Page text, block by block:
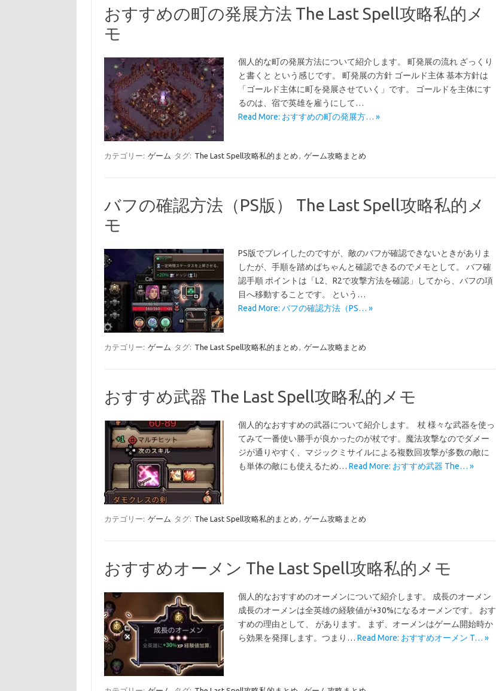
おすすめの町の発展方法 The Last Spell攻略私的メ
モ
個人的な町の発展方法について紹介します。 町発展の流れ ざっくり
と書くと という感じです。 町発展の方針 ゴールド主体 基本方針は
「ゴールド主体に町を発展させていく」です。 ゴールドを主体にす
るのは、宿で英雄を雇うにして…
Read More: おすすめの町の発展方… »
カテゴリー: ゲーム タグ: The Last Spell攻略私的まとめ , ゲーム攻略まとめ
バフの確認方法（PS版） The Last Spell攻略私的メ
モ
PS版でプレイしたのですが、敵のバフが確認できないときがありま
したが、手順を踏めばちゃんと確認できるのでメモとして。 バフ確
認手順 ポイントは「L2、R2で攻撃方法を確認」してから、バフの項
目へ移動することです。 という…
Read More: バフの確認方法（PS… »
カテゴリー: ゲーム タグ: The Last Spell攻略私的まとめ , ゲーム攻略まとめ
おすすめ武器 The Last Spell攻略私的メモ
個人的なおすすめの武器について紹介します。 杖 様々な武器を使っ
てみて一番使い勝手が良かったのが杖です。魔法攻撃なのでダメー
ジが通りやすく、マジックミサイルによる複数回攻撃が多数の敵に
も単体の敵にも使えるため… Read More: おすすめ武器 The… »
カテゴリー: ゲーム タグ: The Last Spell攻略私的まとめ , ゲーム攻略まとめ
おすすめオーメン The Last Spell攻略私的メモ
個人的なおすすめのオーメンについて紹介します。 成長のオーメン
成長のオーメンは全英雄の経験値が+30%になるオーメンです。 おす
すめの理由として、 があります。 まず、オーメンはゲーム開始時か
ら効果を発揮します。つまり… Read More: おすすめオーメン T… »